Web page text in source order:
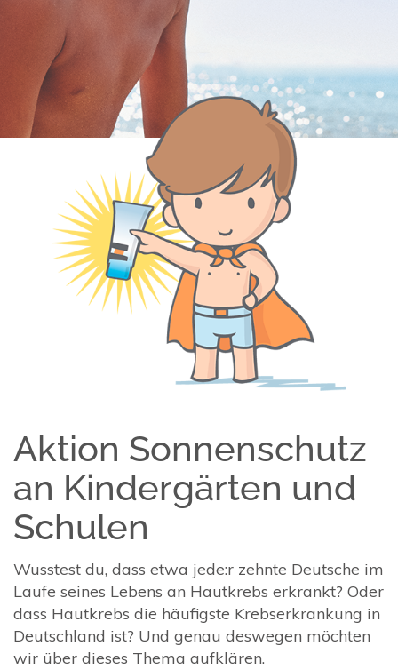
Aktion Sonnenschutz
an Kindergärten und
Schulen
Wusstest du, dass etwa jede:r zehnte Deutsche im
Laufe seines Lebens an Hautkrebs erkrankt? Oder
dass Hautkrebs die häufigste Krebserkrankung in
Deutschland ist? Und genau deswegen möchten
wir über dieses Thema aufklären.